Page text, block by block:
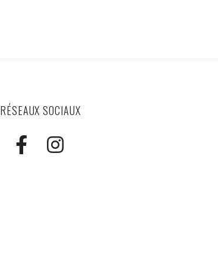
RÉSEAUX SOCIAUX